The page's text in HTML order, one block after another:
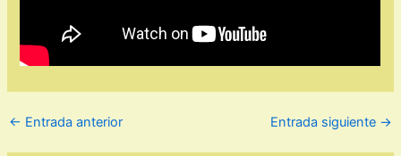
← Entrada anterior Entrada siguiente →